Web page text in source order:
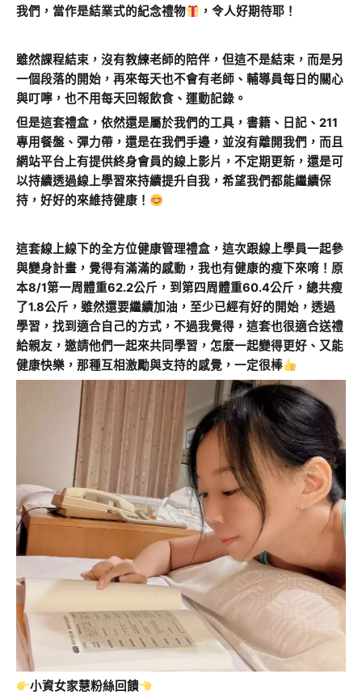
我們，當作是結業式的紀念禮物 ，令人好期待耶！
雖然課程結束，沒有教練老師的陪伴，但這不是結束，而是另
一個段落的開始，再來每天也不會有老師、輔導員每日的關心
與叮嚀，也不用每天回報飲食、運動記錄。
但是這套禮盒，依然還是屬於我們的工具，書籍、日記、211
專用餐盤、彈力帶，還是在我們手邊，並沒有離開我們，而且
網站平台上有提供終身會員的線上影片，不定期更新，還是可
以持續透過線上學習來持續提升自我，希望我們都能繼續保
持，好好的來維持健康！
這套線上線下的全方位健康管理禮盒，這次跟線上學員一起參
與變身計畫，覺得有滿滿的感動，我也有健康的瘦下來唷！原
本8/1第一周體重62.2公斤，到第四周體重60.4公斤，總共瘦
了1.8公斤，雖然還要繼續加油，至少已經有好的開始，透過
學習，找到適合自己的方式，不過我覺得，這套也很適合送禮
給親友，邀請他們一起來共同學習，怎麼一起變得更好、又能
健康快樂，那種互相激勵與支持的感覺，一定很棒
小資女家慧粉絲回饋